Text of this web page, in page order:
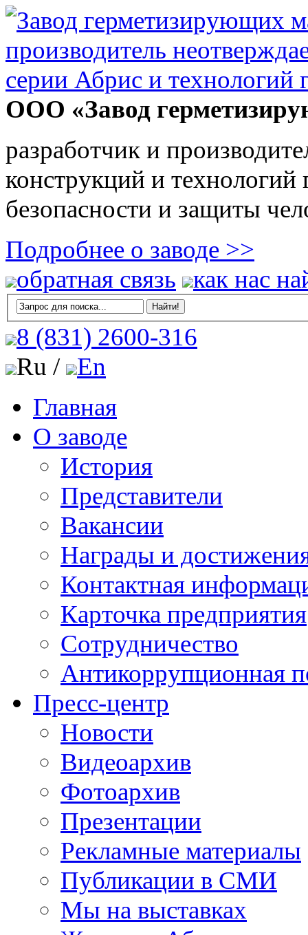
ООО «Завод
разработчик и
конструкций и
безопасности и защиты
Подробнее о заводе >>
обратная связь
как нас
8 (831) 2600-316
Ru /
En
Главная
О заводе
История
Представители
Вакансии
Награды и
Контактная
Карточка предприятия
Сотрудничество
Антикоррупционная
Пресс-центр
Новости
Видеоархив
Фотоархив
Презентации
Рекламные материалы
Публикации в СМИ
Мы на выставках